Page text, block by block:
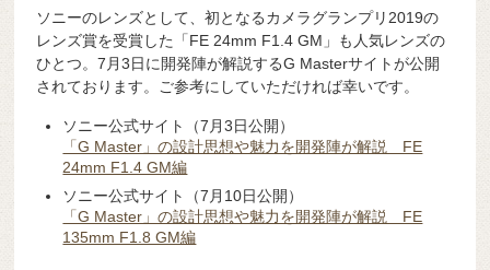
ソニーのレンズとして、初となるカメラグランプリ2019の
レンズ賞を受賞した「FE 24mm F1.4 GM」も人気レンズの
ひとつ。7月3日に開発陣が解説するG Masterサイトが公開
されております。ご参考にしていただければ幸いです。
ソニー公式サイト（7月3日公開）
「G Master」の設計思想や魅力を開発陣が解説 FE
24mm F1.4 GM編
ソニー公式サイト（7月10日公開）
「G Master」の設計思想や魅力を開発陣が解説 FE
135mm F1.8 GM編